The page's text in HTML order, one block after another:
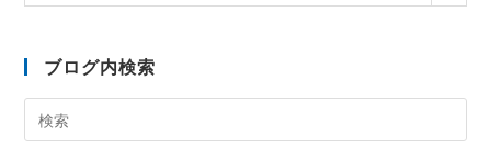
ブログ内検索